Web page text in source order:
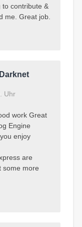
to contribute &
me. Great job.
Uhr
work Great
Engine
enjoy
are
some more